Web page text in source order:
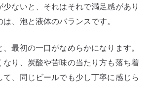
ないと、それはそれで満足感があり
、泡と液体のバランスです。
最初の一口がなめらかになります。
なり、炭酸や苦味の当たり方も落ち着
て、同じビールでも少し丁寧に感じら